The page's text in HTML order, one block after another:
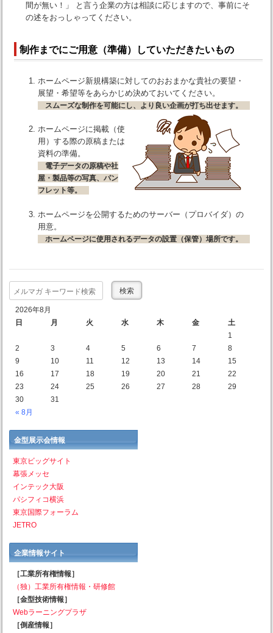
間が無い！」 と言う企業の方は相談に応じますので、事前にそ
の述をおっしゃってください。
制作までにご用意（準備）していただきたいもの
ホームページ新規構築に対してのおおまかな貴社の要望・
展望・希望等をあらかじめ決めておいてください。
スムーズな制作を可能にし、より良い企画が打ち出せます。
ホームページに掲載（使
用）する際の原稿または
資料の準備。
電子データの原稿や社
屋・製品等の写真、パン
フレット等。
ホームページを公開するためのサーバー（プロバイダ）の
用意。
ホームページに使用されるデータの設置（保管）場所です。
Search
2026年8月
日
月 火 水 木 金 土
« 8月
1
2
3 4 5 6 7
8
9
10 11 12 13 14
15
16
17 18 19 20 21
22
23
24 25 26 27 28
29
30
31
金型展示会情報
東京ビッグサイト
幕張メッセ
インテック大阪
パシフィコ横浜
東京国際フォーラム
JETRO
企業情報サイト
［工業所有権情報］
（独）工業所有権情報・研修館
［金型技術情報］
Webラーニングプラザ
［倒産情報］